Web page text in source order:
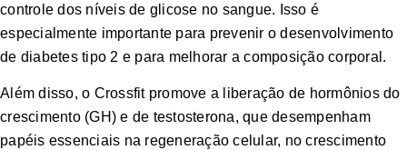
controle dos níveis de glicose no sangue. Isso é
especialmente importante para prevenir o desenvolvimento
de diabetes tipo 2 e para melhorar a composição corporal.
Além disso, o Crossfit promove a liberação de hormônios do
crescimento (GH) e de testosterona, que desempenham
papéis essenciais na regeneração celular, no crescimento